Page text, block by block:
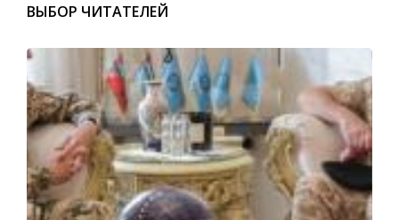
ВЫБОР ЧИТАТЕЛЕЙ